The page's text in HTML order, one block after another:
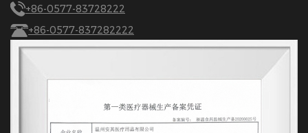
+86-0577-83728222
+86-0577-837282222